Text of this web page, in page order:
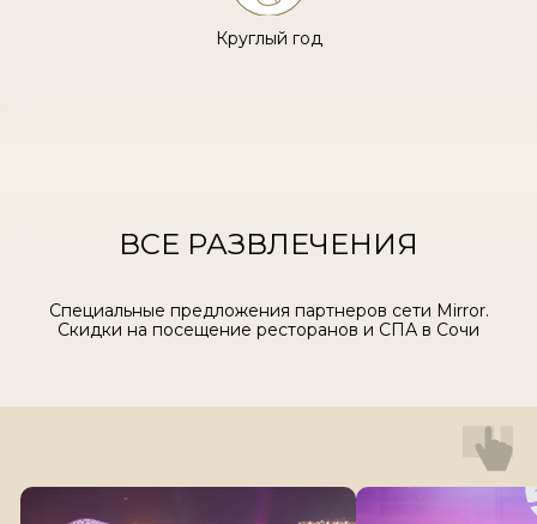
Круглый год
ВСЕ РАЗВЛЕЧЕНИЯ
Специальные предложения партнеров сети Mirror.
Скидки на посещение ресторанов и СПА в Сочи